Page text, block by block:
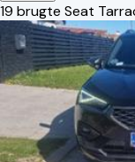
19 brugte Seat